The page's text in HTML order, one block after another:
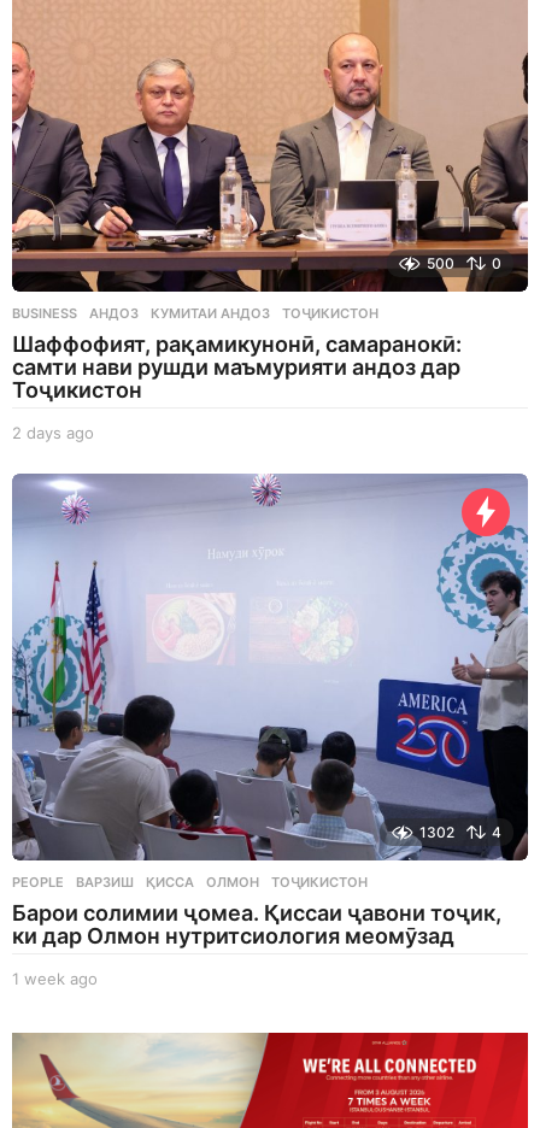
500 0
BUSINESS АНДОЗ ,КУМИТАИ АНДОЗ ,ТОҶИКИСТОН
Шаффофият, рақамикунонӣ, самаранокӣ:
самти нави рушди маъмурияти андоз дар
Тоҷикистон
2 days ago
a
g
o
1302 4
PEOPLE ВАРЗИШ ,ҚИССА ,ОЛМОН ,ТОҶИКИСТОН
Барои солимии ҷомеа. Қиссаи ҷавони тоҷик,
ки дар Олмон нутритсиология меомӯзад
1 week ago
g